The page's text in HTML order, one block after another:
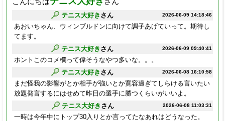
2026-06-09 14:18:46
テニス大好き さん
あおいちゃん、ウィンブルドンに向けて調子あげていって。期待し
てます。
2026-06-09 09:40:41
テニス大好き さん
ホントこのコメ欄って偉そうなやつ多いな。。。
2026-06-08 16:10:58
テニス大好き さん
まだ怪我の影響がとか相手が強いとか寛容過ぎてしらける言いたい
放題発言するにはせめて昨日の選手に勝つくらいがいいよ。
2026-06-08 11:03:31
テニス大好き さん
一時は今年中にトップ30入りとか言ってたなあれはどうなった。